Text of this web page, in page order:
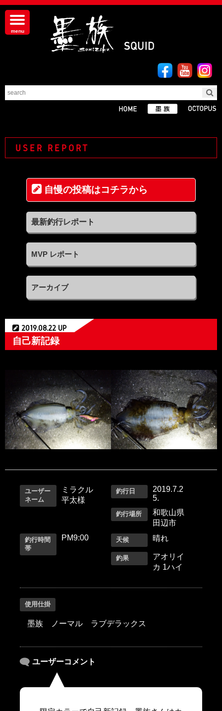
USER REPORT
自慢の投稿はコチラから
MVP レポート
アーカイブ
2019.08.22 UP
自己新記録
ユーザー
ネーム
ミラクル
平太様
釣行日
2019.7.2
5.
釣行場所
和歌山県
田辺市
釣行時間
帯
PM9:00 天候 晴れ
釣果
アオリイ
カ 1ハイ
使用仕掛
墨族 ノーマル ラブデラックス
ユーザーコメント